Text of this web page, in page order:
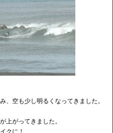
、空も少し明るくなってきました。
上がってきました。
クに！